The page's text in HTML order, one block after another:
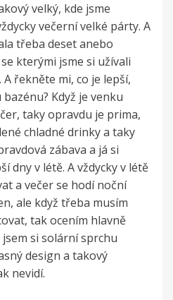
velký, kde jsme
večerní velké párty. A
třeba deset anebo
kterými jsme si užívali
řekněte mi, co je lepší,
Když je venku
taky opravdu je prima,
chladné drinky a taky
zábava a já si
dny v létě. A vždycky v létě
a večer se hodí noční
ale když třeba musím
tak ocením hlavně
si solární sprchu
design a takový
nevidí.